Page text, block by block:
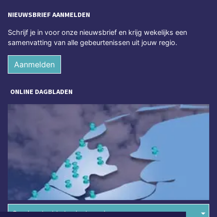
NIEUWSBRIEF AANMELDEN
Schrijf je in voor onze nieuwsbrief en krijg wekelijks een
samenvatting van alle gebeurtenissen uit jouw regio.
Aanmelden
ONLINE DAGBLADEN
Overige dagbladen in de regio